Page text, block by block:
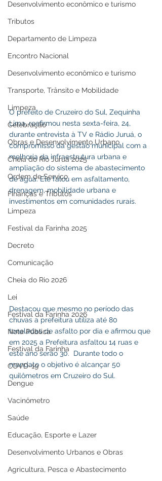
Desenvolvimento econômico e turismo
Tributos
Departamento de Limpeza
Encontro Nacional
Desenvolvimento econômico e turismo
Transporte, Trânsito e Mobilidade
Limpeza
Celebração
Obras e Desenvolvimento Urbano
Cheia do Rio Juruá 2025
Ordem de Serviço
Finanças e Tributos
Limpeza
Festival da Farinha 2025
Decreto
Comunicação
Cheia do Rio 2026
Lei
Festival da Farinha 2026
Nota Pública
Festival da Farinha
COVD-19
Dengue
Vacinômetro
Saúde
Educação, Esporte e Lazer
Desenvolvimento Urbanos e Obras
Agricultura, Pesca e Abastecimento
O prefeito de Cruzeiro do Sul, Zequinha
Lima, reafirmou nesta sexta-feira, 24,
durante entrevista à TV e Rádio Juruá, o
compromisso da gestão municipal com a
melhoria da infraestrutura urbana e
ampliação do sistema de abastecimento
de água. Ele falou em asfaltamento,
drenagem, mobilidade urbana e
investimentos em comunidades rurais.
Destacou que mesmo no período das
chuvas a prefeitura utiliza até 80
toneladas de asfalto por dia e afirmou que
em 2025 a Prefeitura asfaltou 14 ruas e
este ano serão 30.  Durante todo o
mandato o objetivo é alcançar 50
quilômetros em Cruzeiro do Sul.